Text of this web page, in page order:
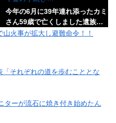
今年の6月に39年連れ添ったカミ
さん59歳で亡くしました遺族年
金の手続き…
「高卒、大卒、院卒とか関係無
火事が拡大し避難命令！！
それぞれの道を歩むこととな
ターが流石に焼き付き始めたん